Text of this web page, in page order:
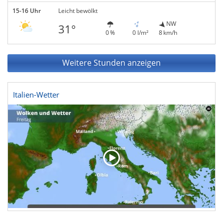
15-16 Uhr Leicht bewölkt
31° 0 % 0 l/m²
NW
8 km/h
Weitere Stunden anzeigen
Italien-Wetter